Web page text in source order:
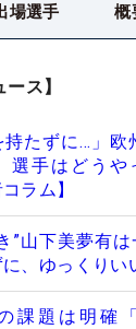
場選手 概
ス】
持たずに…」
手はどうや
ラム】
”山下美夢有
、ゆっくりい
課題は明確